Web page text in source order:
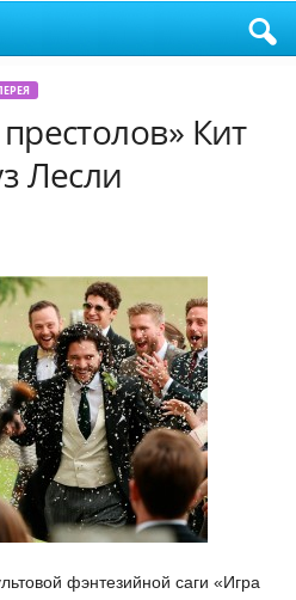
Кит
Лесли
фэнтезийной саги «Игра